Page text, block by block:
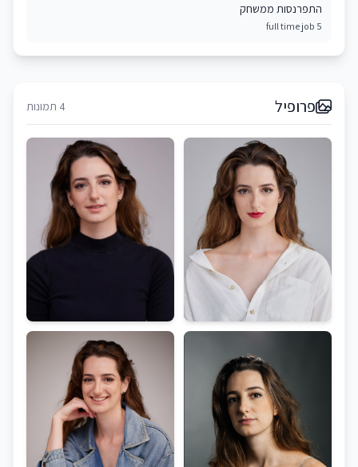
התפרנסות ממשחק
5 full time job
פרופיל 4 תמונות